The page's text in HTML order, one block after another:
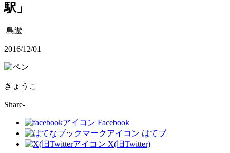
駅」
島遊
2016/12/01
きょうこ
Share-
Facebook
はてブ
X(旧Twitter)